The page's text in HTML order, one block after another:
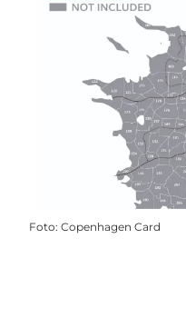
Foto: Copenhagen Card